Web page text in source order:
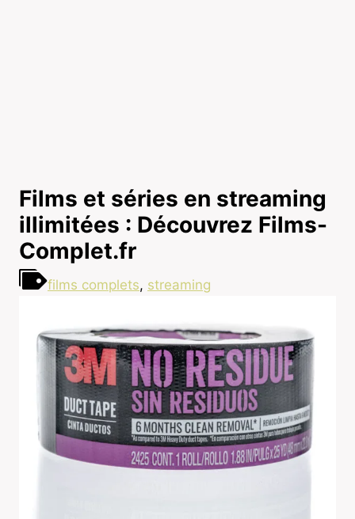
Films et séries en streaming
illimitées : Découvrez Films-
Complet.fr
films complets, streaming